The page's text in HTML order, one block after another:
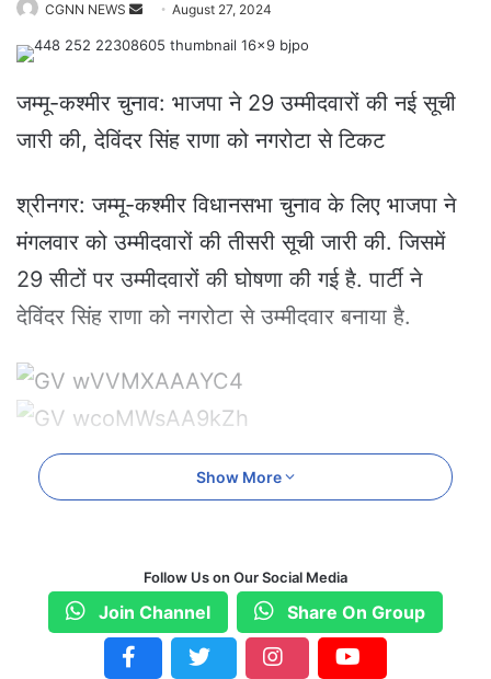
CGNN NEWS
e
a
n
i
l
August 27, 2024
जम्मू-कश्मीर चुनाव: भाजपा ने 29 उम्मीदवारों की नई सूची
जारी की, देविंदर सिंह राणा को नगरोटा से टिकट
श्रीनगर: जम्मू-कश्मीर विधानसभा चुनाव के लिए भाजपा ने
मंगलवार को उम्मीदवारों की तीसरी सूची जारी की. जिसमें
29 सीटों पर उम्मीदवारों की घोषणा की गई है. पार्टी ने
देविंदर सिंह राणा को नगरोटा से उम्मीदवार बनाया है.
Show More
Follow Us on Our Social Media
Join Channel Share On Group